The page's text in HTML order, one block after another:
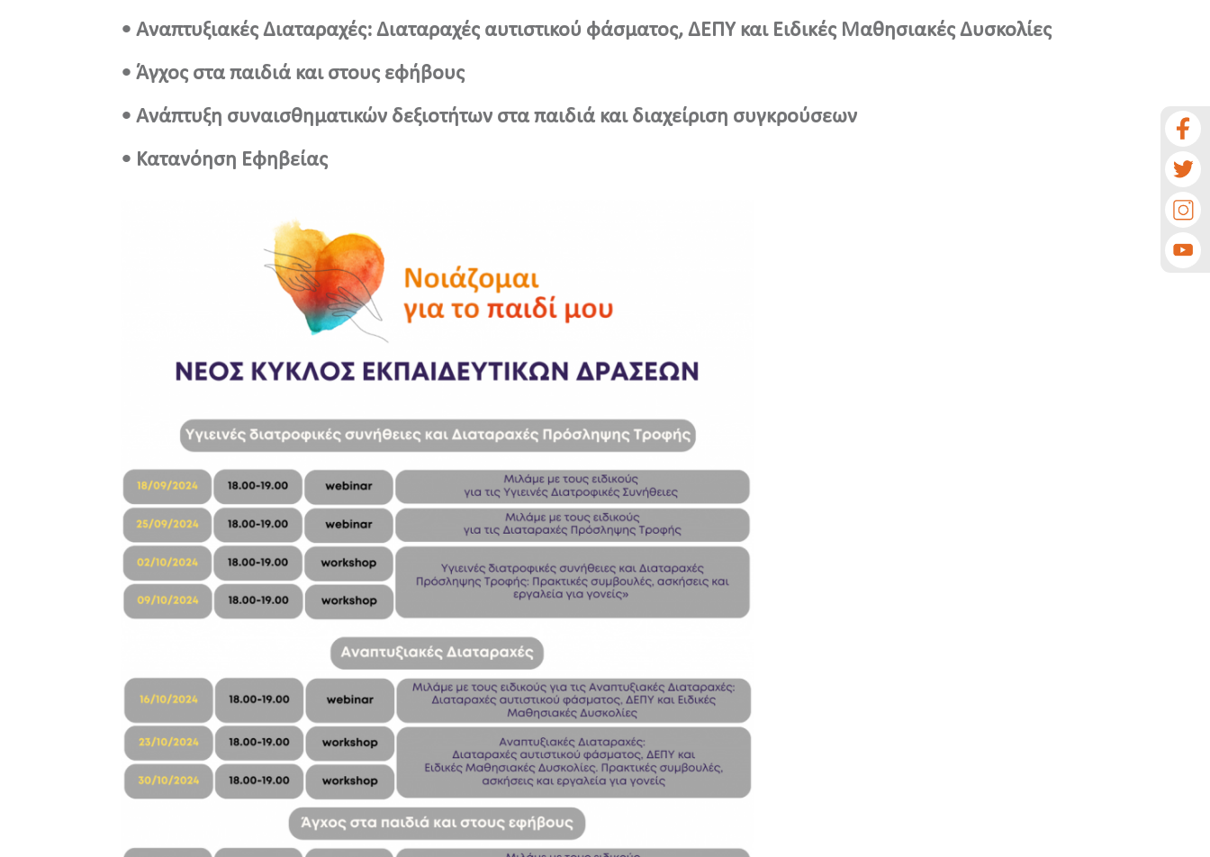
• Αναπτυξιακές Διαταραχές: Διαταραχές αυτιστικού φάσματος, ΔΕΠΥ και Ειδικές Μαθησιακές Δυσκολίες
• Άγχος στα παιδιά και στους εφήβους
• Ανάπτυξη συναισθηματικών δεξιοτήτων στα παιδιά και διαχείριση συγκρούσεων
• Κατανόηση Εφηβείας